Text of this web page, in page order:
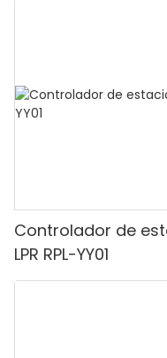
Controlador de
LPR RPL-YY01